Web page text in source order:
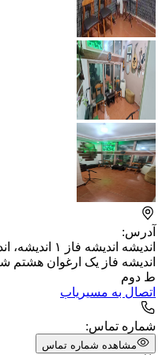
آدرس:
اندیشه فاز یک ارغوان
ط دوم
اتصال به مسیریاب
شماره تماس:
مشاهده شماره تماس